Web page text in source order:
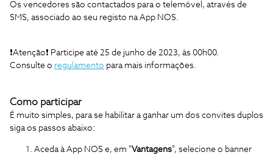
Os vencedores são contactados para o telemóvel, através de
SMS, associado ao seu registo na App NOS.
❗️Atenção❗️ Participe até 25 de junho de 2023, às 00h00.
Consulte o regulamento para mais informações.
Como participar
É muito simples, para se habilitar a ganhar um dos convites duplos
siga os passos abaixo:
Aceda à App NOS e, em "Vantagens", selecione o banner